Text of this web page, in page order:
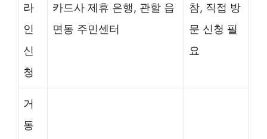
라
인
신
청
카드사 제휴 은행, 관할 읍
면동 주민센터
참, 직접 방
문 신청 필
요
거
동